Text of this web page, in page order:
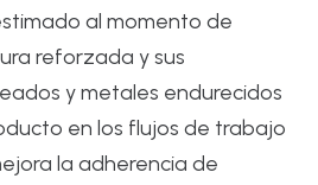
al momento de
reforzada y sus
y metales endurecidos
en los flujos de trabajo
la adherencia de